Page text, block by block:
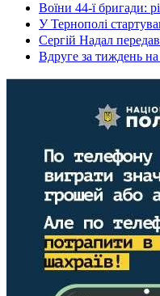
Воїни 44-ї бригади:
У Тернополі
Сергій Надал
Вдруге за тиждень